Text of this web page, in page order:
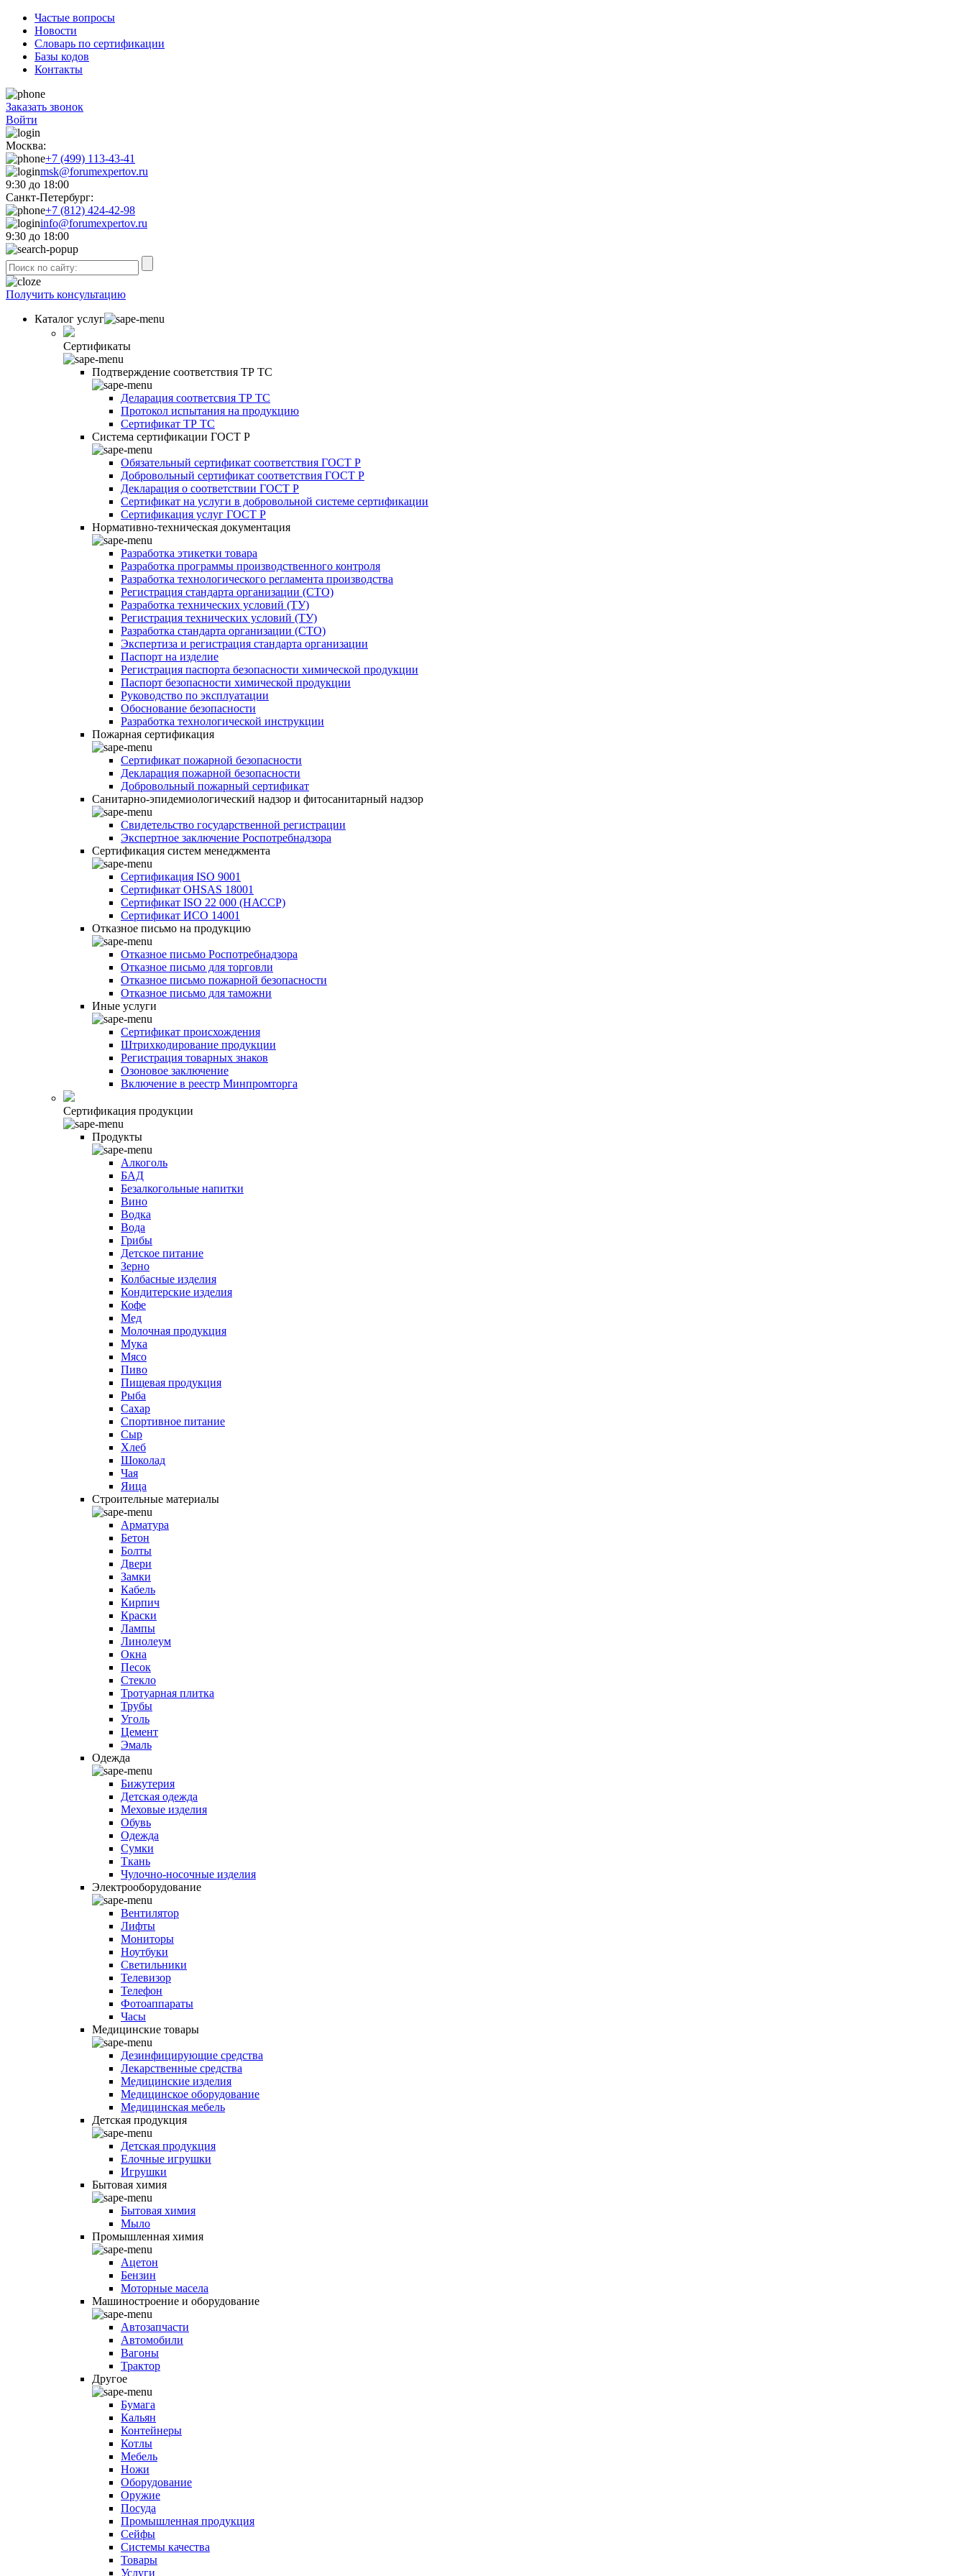
Частые вопросы
Новости
Словарь по сертификации
Базы кодов
Контакты
Заказать звонок
Войти
Москва:
+7 (499) 113-43-41
msk@forumexpertov.ru
9:30 до 18:00
Санкт-Петербург:
+7 (812) 424-42-98
info@forumexpertov.ru
9:30 до 18:00
Получить консультацию
Каталог услуг
Сертификаты
Подтверждение соответствия ТР ТС
Деларация соответсвия ТР ТС
Протокол испытания на продукцию
Сертификат ТР ТС
Система сертификации ГОСТ Р
Обязательный сертификат соответствия ГОСТ Р
Добровольный сертификат соответствия ГОСТ Р
Декларация о соответствии ГОСТ Р
Сертификат на услуги в добровольной системе сертификации
Сертификация услуг ГОСТ Р
Нормативно-техническая документация
Разработка этикетки товара
Разработка программы производственного контроля
Разработка технологического регламента производства
Регистрация стандарта организации (СТО)
Разработка технических условий (ТУ)
Регистрация технических условий (ТУ)
Разработка стандарта организации (СТО)
Экспертиза и регистрация стандарта организации
Паспорт на изделие
Регистрация паспорта безопасности химической продукции
Паспорт безопасности химической продукции
Руководство по эксплуатации
Обоснование безопасности
Разработка технологической инструкции
Пожарная сертификация
Сертификат пожарной безопасности
Декларация пожарной безопасности
Добровольный пожарный сертификат
Санитарно-эпидемиологический надзор и фитосанитарный надзор
Свидетельство государственной регистрации
Экспертное заключение Роспотребнадзора
Сертификация систем менеджмента
Сертификация ISO 9001
Сертификат OHSAS 18001
Сертификат ISO 22 000 (НАССР)
Сертификат ИСО 14001
Отказное письмо на продукцию
Отказное письмо Роспотребнадзора
Отказное письмо для торговли
Отказное письмо пожарной безопасности
Отказное письмо для таможни
Иные услуги
Сертификат происхождения
Штрихкодирование продукции
Регистрация товарных знаков
Озоновое заключение
Включение в реестр Минпромторга
Сертификация продукции
Продукты
Алкоголь
БАД
Безалкогольные напитки
Вино
Водка
Вода
Грибы
Детское питание
Зерно
Колбасные изделия
Кондитерские изделия
Кофе
Мед
Молочная продукция
Мука
Мясо
Пиво
Пищевая продукция
Рыба
Сахар
Спортивное питание
Сыр
Хлеб
Шоколад
Чая
Яица
Строительные материалы
Арматура
Бетон
Болты
Двери
Замки
Кабель
Кирпич
Краски
Лампы
Линолеум
Окна
Песок
Стекло
Тротуарная плитка
Трубы
Уголь
Цемент
Эмаль
Одежда
Бижутерия
Детская одежда
Меховые изделия
Обувь
Одежда
Сумки
Ткань
Чулочно-носочные изделия
Электрооборудование
Вентилятор
Лифты
Мониторы
Ноутбуки
Светильники
Телевизор
Телефон
Фотоаппараты
Часы
Медицинские товары
Дезинфицирующие средства
Лекарственные средства
Медицинские изделия
Медицинское оборудование
Медицинская мебель
Детская продукция
Детская продукция
Елочные игрушки
Игрушки
Бытовая химия
Бытовая химия
Мыло
Промышленная химия
Ацетон
Бензин
Моторные масела
Машиностроение и оборудование
Автозапчасти
Автомобили
Вагоны
Трактор
Другое
Бумага
Кальян
Контейнеры
Котлы
Мебель
Ножи
Оборудование
Оружие
Посуда
Промышленная продукция
Сейфы
Системы качества
Товары
Услуги